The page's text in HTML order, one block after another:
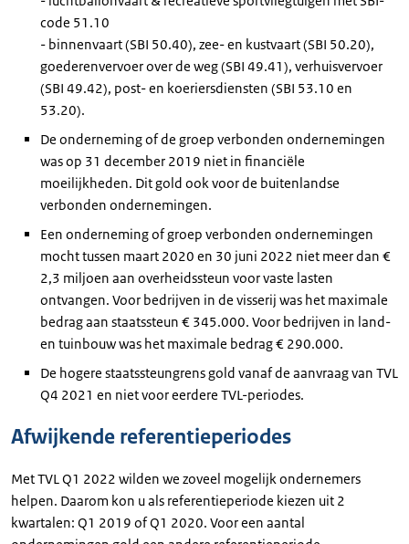
code 51.10
- binnenvaart (SBI 50.40), zee- en kustvaart (SBI 50.20),
goederenvervoer over de weg (SBI 49.41), verhuisvervoer
(SBI 49.42), post- en koeriersdiensten (SBI 53.10 en
53.20).
De onderneming of de groep verbonden ondernemingen
was op 31 december 2019 niet in financiële
moeilijkheden. Dit gold ook voor de buitenlandse
verbonden ondernemingen.
Een onderneming of groep verbonden ondernemingen
mocht tussen maart 2020 en 30 juni 2022 niet meer dan €
2,3 miljoen aan overheidssteun voor vaste lasten
ontvangen. Voor bedrijven in de visserij was het maximale
bedrag aan staatssteun € 345.000. Voor bedrijven in land-
en tuinbouw was het maximale bedrag € 290.000.
De hogere staatssteungrens gold vanaf de aanvraag van TVL
Q4 2021 en niet voor eerdere TVL-periodes.
Afwijkende referentieperiodes
Met TVL Q1 2022 wilden we zoveel mogelijk ondernemers
helpen. Daarom kon u als referentieperiode kiezen uit 2
kwartalen: Q1 2019 of Q1 2020. Voor een aantal